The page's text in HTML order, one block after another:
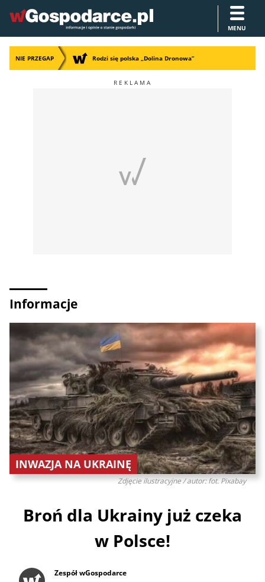
MENU
NIE PRZEGAP Rodzi się polska „Dolina Dronowa”
Informacje
Zdjęcie ilustracyjne / autor: fot. Pixabay
INWAZJA NA UKRAINĘ
Broń dla Ukrainy już czeka
w Polsce!
Zespół wGospodarce